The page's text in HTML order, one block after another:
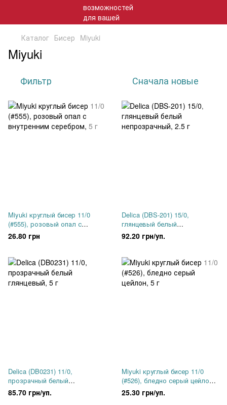
Каталог Бисер Miyuki
Miyuki
Фильтр Сначала новые
Miyuki круглый бисер 11/0
(#555), розовый опал с
внутренним серебром, 5 г
26.80 грн
Delica (DBS-201) 15/0,
глянцевый белый
непрозрачный, 2.5 г
92.20 грн/уп.
Delica (DB0231) 11/0,
прозрачный белый
глянцевый, 5 г
85.70 грн/уп.
Miyuki круглый бисер 11/0
(#526), бледно серый цейлон,
5 г
25.30 грн/уп.